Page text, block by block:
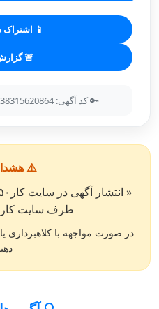
📱 اشتراک
🚨
🔑 کد آگهی: 947079675251104283938315620864
⚠️
طرف سایت کار۵۰ نمی باشد. »
در صورت مواجهه با کلاهبرداری